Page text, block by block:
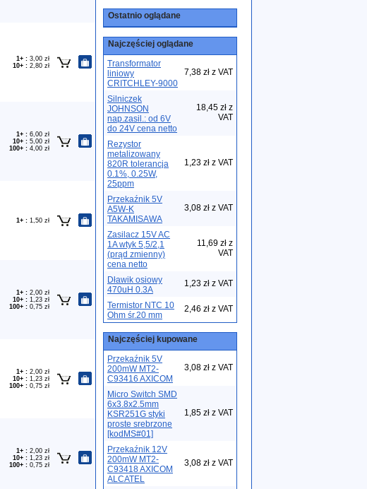
1+ : 3,00 zł
10+ : 2,80 zł
1+ : 6,00 zł
10+ : 5,00 zł
100+ : 4,00 zł
1+ : 1,50 zł
1+ : 2,00 zł
10+ : 1,23 zł
100+ : 0,75 zł
1+ : 2,00 zł
10+ : 1,23 zł
100+ : 0,75 zł
1+ : 2,00 zł
10+ : 1,23 zł
100+ : 0,75 zł
Ostatnio oglądane
Najczęściej oglądane
Transformator
liniowy
CRITCHLEY-9000
7,38 zł z VAT
Silniczek
JOHNSON
nap.zasil.: od 6V
do 24V cena netto
18,45 zł z
VAT
Rezystor
metalizowany
820R tolerancja
0.1%, 0.25W,
25ppm
1,23 zł z VAT
Przekaźnik 5V
A5W-K
TAKAMISAWA
3,08 zł z VAT
Zasilacz 15V AC
1A wtyk 5,5/2,1
(prąd zmienny)
cena netto
11,69 zł z
VAT
Dławik osiowy
470uH 0.3A
1,23 zł z VAT
Termistor NTC 10
Ohm śr.20 mm
2,46 zł z VAT
Najczęściej kupowane
Przekaźnik 5V
200mW MT2-
C93416 AXICOM
3,08 zł z VAT
Micro Switch SMD
6x3.8x2.5mm
KSR251G styki
proste srebrzone
[kodMS#01]
1,85 zł z VAT
Przekaźnik 12V
200mW MT2-
C93418 AXICOM
ALCATEL
3,08 zł z VAT